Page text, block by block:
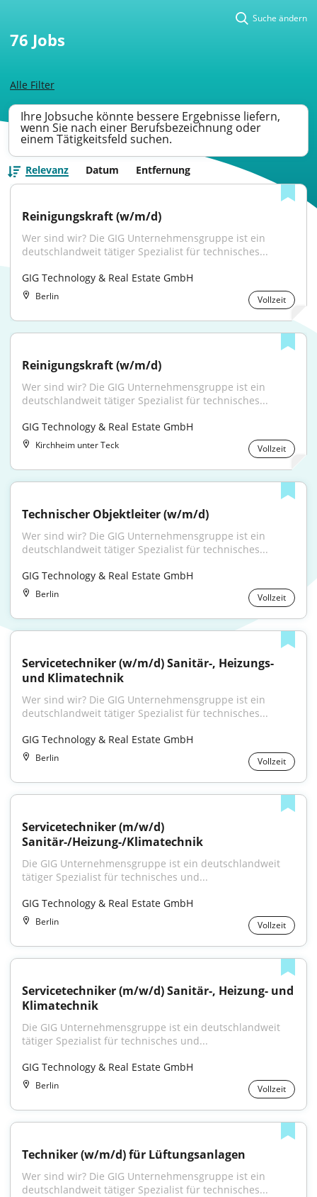
Alle Filter
Suche ändern
76 Jobs
Ihre Jobsuche könnte bessere Ergebnisse liefern,
wenn Sie nach einer Berufsbezeichnung oder
einem Tätigkeitsfeld suchen.
Relevanz Datum Entfernung
Reinigungskraft (w/m/d)
Wer sind wir? Die GIG Unternehmensgruppe ist ein
deutschlandweit tätiger Spezialist für technisches...
GIG Technology & Real Estate GmbH
Berlin Vollzeit
Reinigungskraft (w/m/d)
Wer sind wir? Die GIG Unternehmensgruppe ist ein
deutschlandweit tätiger Spezialist für technisches...
GIG Technology & Real Estate GmbH
Kirchheim unter Teck Vollzeit
Technischer Objektleiter (w/m/d)
Wer sind wir? Die GIG Unternehmensgruppe ist ein
deutschlandweit tätiger Spezialist für technisches...
GIG Technology & Real Estate GmbH
Berlin Vollzeit
Servicetechniker (w/m/d) Sanitär-, Heizungs-
und Klimatechnik
Wer sind wir? Die GIG Unternehmensgruppe ist ein
deutschlandweit tätiger Spezialist für technisches...
GIG Technology & Real Estate GmbH
Berlin Vollzeit
Servicetechniker (m/w/d)
Sanitär-/Heizung-/Klimatechnik
Die GIG Unternehmensgruppe ist ein deutschlandweit
tätiger Spezialist für technisches und...
GIG Technology & Real Estate GmbH
Berlin Vollzeit
Servicetechniker (m/w/d) Sanitär-, Heizung- und
Klimatechnik
Die GIG Unternehmensgruppe ist ein deutschlandweit
tätiger Spezialist für technisches und...
GIG Technology & Real Estate GmbH
Berlin Vollzeit
Techniker (w/m/d) für Lüftungsanlagen
Wer sind wir? Die GIG Unternehmensgruppe ist ein
deutschlandweit tätiger Spezialist für technisches...